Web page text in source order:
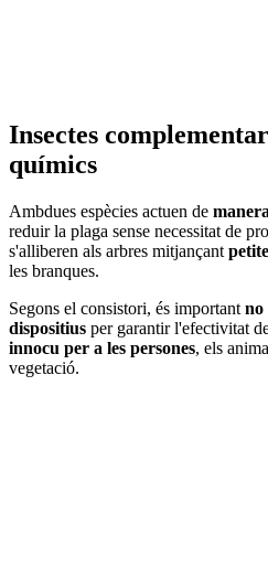
Insectes
químics
Ambdues espècies actuen de
reduir la plaga sense necessitat de
s'alliberen als arbres mitjançant
les branques.
Segons el consistori, és important no
dispositius per garantir l'efectivitat
innocu per a les persones, els
vegetació.